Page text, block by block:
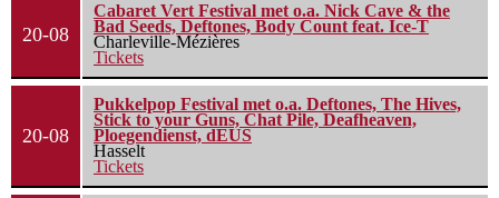
20-08
Cabaret Vert Festival met o.a. Nick Cave & the
Bad Seeds, Deftones, Body Count feat. Ice-T
Charleville-Mézières
Tickets
20-08
Pukkelpop Festival met o.a. Deftones, The Hives,
Stick to your Guns, Chat Pile, Deafheaven,
Ploegendienst, dEUS
Hasselt
Tickets